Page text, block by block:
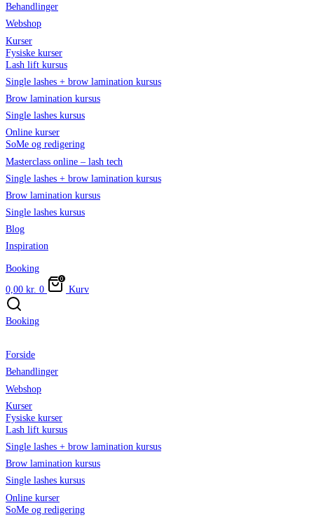
Behandlinger
Webshop
Kurser
Fysiske kurser
Lash lift kursus
Single lashes + brow lamination kursus
Brow lamination kursus
Single lashes kursus
Online kurser
SoMe og redigering
Masterclass online – lash tech
Single lashes + brow lamination kursus
Brow lamination kursus
Single lashes kursus
Blog
Inspiration
Booking
0,00 kr. 0 Kurv
Booking
Forside
Behandlinger
Webshop
Kurser
Fysiske kurser
Lash lift kursus
Single lashes + brow lamination kursus
Brow lamination kursus
Single lashes kursus
Online kurser
SoMe og redigering